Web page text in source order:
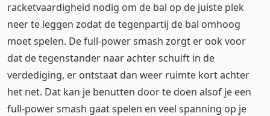
racketvaardigheid nodig om de bal op de juiste plek
neer te leggen zodat de tegenpartij de bal omhoog
moet spelen. De full-power smash zorgt er ook voor
dat de tegenstander naar achter schuift in de
verdediging, er ontstaat dan weer ruimte kort achter
het net. Dat kan je benutten door te doen alsof je een
full-power smash gaat spelen en veel spanning op je